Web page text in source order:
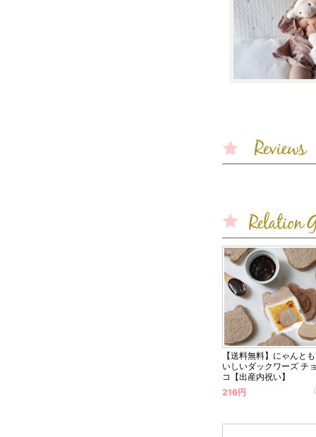
【送料無料】にゃんと
いしいダックワーズ チ
コ【出産内祝い】
216円